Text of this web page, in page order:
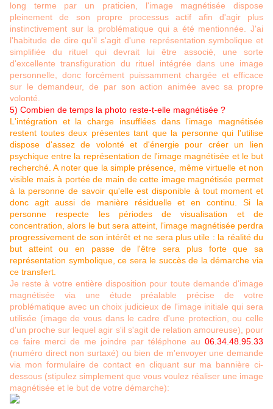
long terme par un praticien, l'image magnétisée dispose
pleinement de son propre processus actif afin d'agir plus
instinctivement sur la problématique qui a été mentionnée. J'ai
l'habitude de dire qu'il s'agit d'une représentation symbolique et
simplifiée du rituel qui devrait lui être associé, une sorte
d'excellente transfiguration du rituel intégrée dans une image
personnelle, donc forcément puissamment chargée et efficace
sur le demandeur, de par son action animée avec sa propre
volonté.
5) Combien de temps la photo reste-t-elle magnétisée ?
L'intégration et la charge insufflées dans l'image magnétisée
restent toutes deux présentes tant que la personne qui l'utilise
dispose d'assez de volonté et d'énergie pour créer un lien
psychique entre la représentation de l'image magnétisée et le but
recherché. A noter que la simple présence, même virtuelle et non
visible mais à portée de main de cette image magnétisée permet
à la personne de savoir qu'elle est disponible à tout moment et
donc agit aussi de manière résiduelle et en continu. Si la
personne respecte les périodes de visualisation et de
concentration, alors le but sera atteint, l'image magnétisée perdra
progressivement de son intérêt et ne sera plus utile : la réalité du
but atteint ou en passe de l'être sera plus forte que sa
représentation symbolique, ce sera le succès de la démarche via
ce transfert.
Je reste à votre entière disposition pour toute demande d'image
magnétisée via une étude préalable précise de votre
problématique avec un choix judicieux de l'image initiale qui sera
utilisée (image de vous dans le cadre d'une protection, ou celle
d'un proche sur lequel agir s'il s'agit de relation amoureuse), pour
ce faire merci de me joindre par téléphone au 06.34.48.95.33
(numéro direct non surtaxé) ou bien de m'envoyer une demande
via mon formulaire de contact en cliquant sur ma bannière ci-
dessous (stipulez simplement que vous voulez réaliser une image
magnétisée et le but de votre démarche):